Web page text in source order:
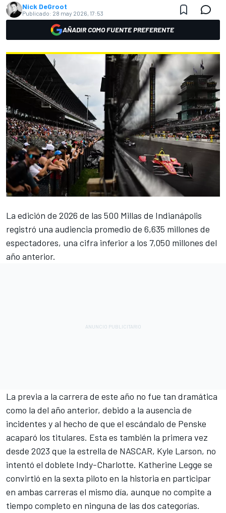
Nick DeGroot
Publicado: 28 may 2026, 17:53
AÑADIR COMO FUENTE PREFERENTE
La edición de 2026 de las 500 Millas de Indianápolis
registró una audiencia promedio de 6,635 millones de
espectadores, una cifra inferior a los 7,050 millones del
año anterior.
La previa a la carrera de este año no fue tan dramática
como la del año anterior, debido a la ausencia de
incidentes y al hecho de que el escándalo de Penske
acaparó los titulares. Esta es también la primera vez
desde 2023 que la estrella de NASCAR, Kyle Larson, no
intentó el doblete Indy-Charlotte. Katherine Legge se
convirtió en la sexta piloto en la historia en participar
en ambas carreras el mismo día, aunque no compite a
tiempo completo en ninguna de las dos categorías.